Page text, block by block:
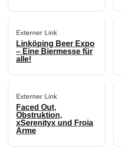
Externer Link
Linköping Beer Expo
– Eine Biermesse für
alle!
Externer Link
Faced Out,
Obstruktion,
xSerenityx und Froia
Arme